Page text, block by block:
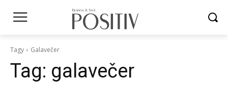
Tagy Galavečer
Tag: galavečer